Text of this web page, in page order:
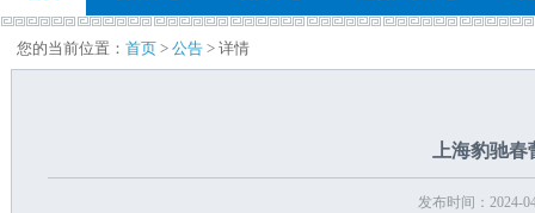
您的当前位置： 首页 > 公告 > 详情
上海豹驰
发布时间：2024-